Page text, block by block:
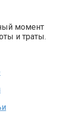
момент
и траты.